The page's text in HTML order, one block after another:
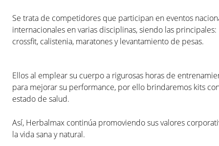
Se trata de competidores que participan en eventos
internacionales en varias disciplinas, siendo las principales:
crossfit, calistenia, maratones y levantamiento de pesas.
Ellos al emplear su cuerpo a rigurosas horas de
para mejorar su performance, por ello brindaremos kits
estado de salud.
Así, Herbalmax continúa promoviendo sus valores
la vida sana y natural.